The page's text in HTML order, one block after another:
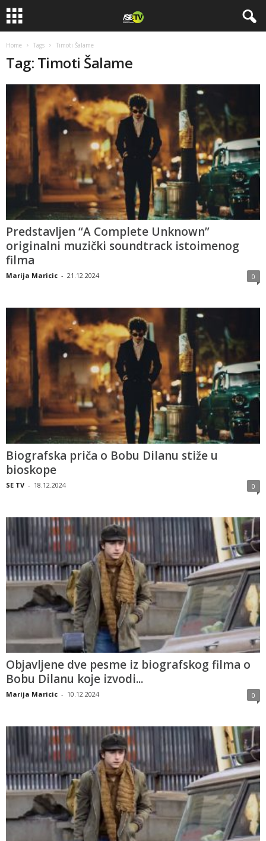
Home Tags Timoti Šalame
Tag: Timoti Šalame
Predstavljen “A Complete Unknown”
originalni muzički soundtrack istoimenog
filma
Marija Maricic - 21.12.2024 0
Biografska priča o Bobu Dilanu stiže u
bioskope
SE TV - 18.12.2024 0
Objavljene dve pesme iz biografskog filma o
Bobu Dilanu koje izvodi...
Marija Maricic - 10.12.2024 0